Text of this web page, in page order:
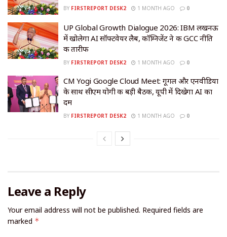
BY FIRSTREPORT DESK2 1 MONTH AGO 0
UP Global Growth Dialogue 2026: IBM लखनऊ
में खोलेगा AI सॉफ्टवेयर लैब, कॉग्निजेंट ने की GCC नीति
की तारीफ
BY FIRSTREPORT DESK2 1 MONTH AGO 0
CM Yogi Google Cloud Meet: गूगल और एनवीडिया
के साथ सीएम योगी की बड़ी बैठक, यूपी में दिखेगा AI का
दम
BY FIRSTREPORT DESK2 1 MONTH AGO 0
Leave a Reply
Your email address will not be published. Required fields are
marked *